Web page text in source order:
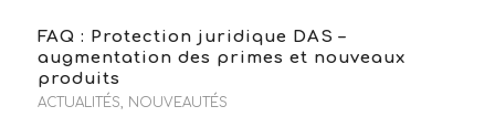
FAQ : Protection juridique DAS –
augmentation des primes et nouveaux
produits
ACTUALITÉS, NOUVEAUTÉS